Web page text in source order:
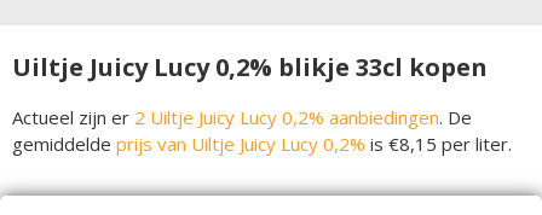
Uiltje Juicy Lucy 0,2% blikje 33cl kopen
Actueel zijn er 2 Uiltje Juicy Lucy 0,2% aanbiedingen. De
gemiddelde prijs van Uiltje Juicy Lucy 0,2% is €8,15 per liter.